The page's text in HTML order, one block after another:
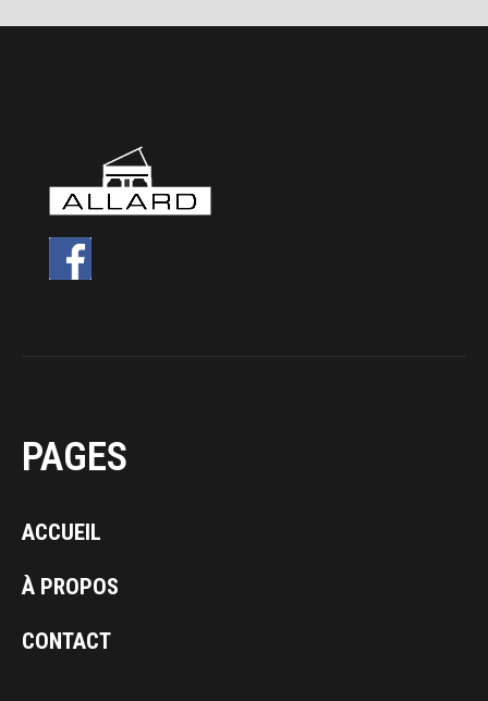
PAGES
ACCUEIL
À PROPOS
CONTACT